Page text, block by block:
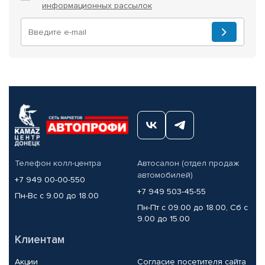
информационных рассылок
Телефон колл-центра
+7 949 00-00-550
Пн-Вс с 9.00 до 18.00
Автосалон (отдел продаж
автомобилей)
+7 949 503-45-55
Пн-Пт с 09.00 до 18.00, Сб с
9.00 до 15.00
Клиентам
Акции Согласие посетителя сайта